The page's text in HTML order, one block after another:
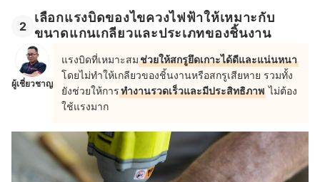
2
เลือกแรงบิดของไขควงไฟฟ้าให้เหมาะกับ
ขนาดแกนเกลียวและประเภทของชิ้นงาน
ผู้เชี่ยวชาญ
แรงบิดที่เหมาะสมช่วยให้สกรูยึดเกาะได้ดีและแน่นหนา
โดยไม่ทำให้เกลียวของชิ้นงานหรือสกรูเสียหาย รวมทั้ง
ยังช่วยให้การทำงานรวดเร็วและมีประสิทธิภาพ ไม่ต้อง
ใช้แรงมาก